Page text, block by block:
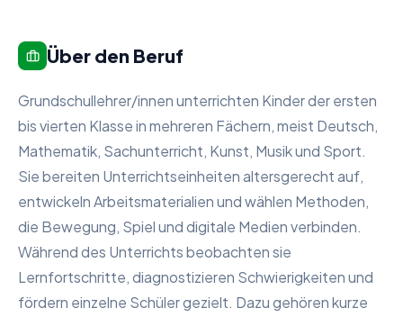
Über den Beruf
Grundschullehrer/innen unterrichten Kinder der ersten
bis vierten Klasse in mehreren Fächern, meist Deutsch,
Mathematik, Sachunterricht, Kunst, Musik und Sport.
Sie bereiten Unterrichtseinheiten altersgerecht auf,
entwickeln Arbeitsmaterialien und wählen Methoden,
die Bewegung, Spiel und digitale Medien verbinden.
Während des Unterrichts beobachten sie
Lernfortschritte, diagnostizieren Schwierigkeiten und
fördern einzelne Schüler gezielt. Dazu gehören kurze